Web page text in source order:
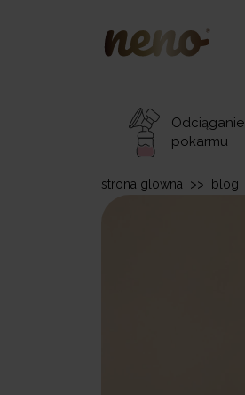
Odciąganie
pokarmu
strona glowna >> blog